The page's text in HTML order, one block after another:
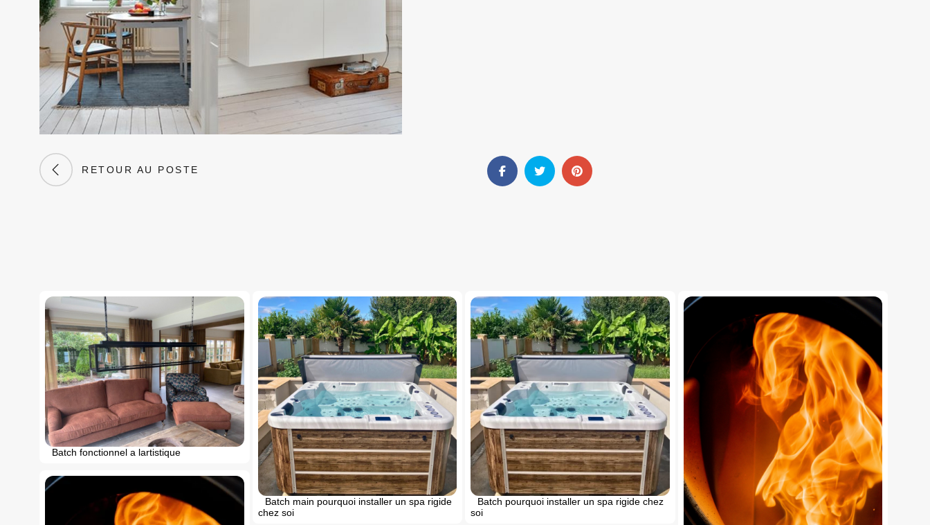
RETOUR AU POSTE
Batch fonctionnel a lartistique
Batch main pourquoi installer un spa rigide
chez soi
Batch pourquoi installer un spa rigide chez
soi